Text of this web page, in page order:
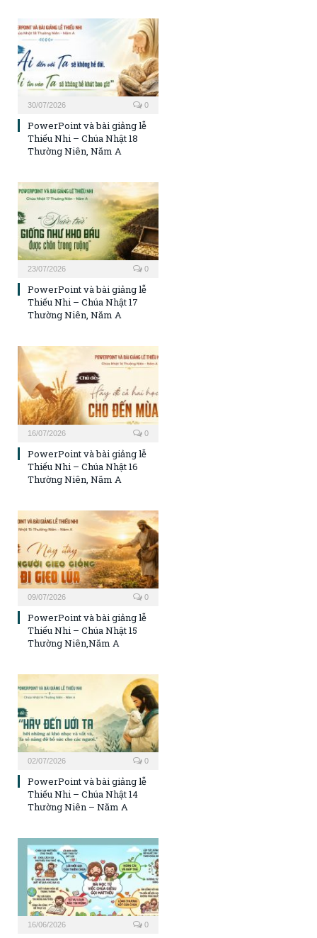
30/07/2026 0
PowerPoint và bài giảng lễ
Thiếu Nhi – Chúa Nhật 18
Thường Niên, Năm A
23/07/2026 0
PowerPoint và bài giảng lễ
Thiếu Nhi – Chúa Nhật 17
Thường Niên, Năm A
16/07/2026 0
PowerPoint và bài giảng lễ
Thiếu Nhi – Chúa Nhật 16
Thường Niên, Năm A
09/07/2026 0
PowerPoint và bài giảng lễ
Thiếu Nhi – Chúa Nhật 15
Thường Niên,Năm A
02/07/2026 0
PowerPoint và bài giảng lễ
Thiếu Nhi – Chúa Nhật 14
Thường Niên – Năm A
16/06/2026 0